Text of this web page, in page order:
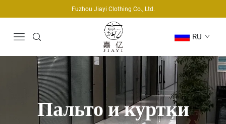
Fuzhou Jiayi Clothing Co., Ltd.
RU
Пальто и куртки